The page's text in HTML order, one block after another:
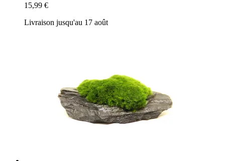
15,99 €
Livraison jusqu'au 17 août